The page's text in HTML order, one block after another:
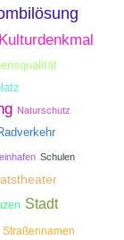
Kulturdenkmal
Naturschutz
Schulen
Stadt
Straßennamen